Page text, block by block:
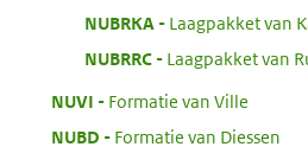
NUBRKA
Laagpakket van
NUBRRC:
Laagpakket van
NUVI
Formatie van Ville
NUBD
Formatie van Diessen